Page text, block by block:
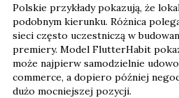
Polskie przykłady pokazują, że
podobnym kierunku. Różnica
sieci często uczestniczą w
premiery. Model FlutterHabit
może najpierw samodzielnie
commerce, a dopiero później
dużo mocniejszej pozycji.